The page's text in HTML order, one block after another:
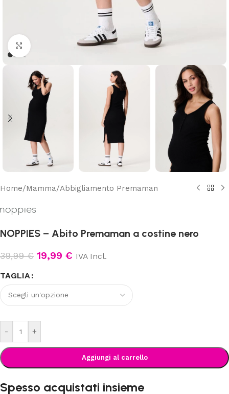
Clicca per ingrandire
Home/Mamma/Abbigliamento Premaman
NOPPIES – Abito Premaman a costine nero
39,99€ 19,99 € IVA Incl.
TAGLIA
- +
Aggiungi al carrello
Spesso acquistati insieme